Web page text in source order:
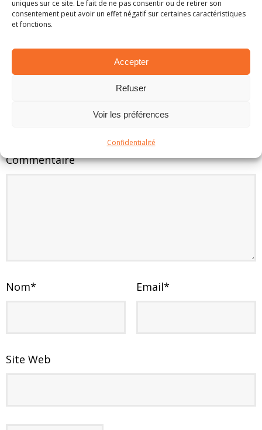
uniques sur ce site. Le fait de ne pas consentir ou de retirer son
consentement peut avoir un effet négatif sur certaines caractéristiques
et fonctions.
Accepter
Refuser
Voir les préférences
Confidentialité
1 mars 2025
Commentaire
Nom* Email*
Site Web